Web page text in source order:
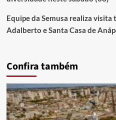
Equipe da Semusa realiza
Adalberto e Santa Casa de
Confira também